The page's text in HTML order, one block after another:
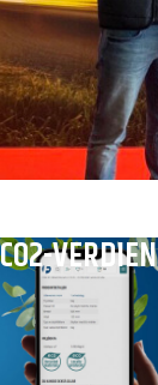
VERDIEN